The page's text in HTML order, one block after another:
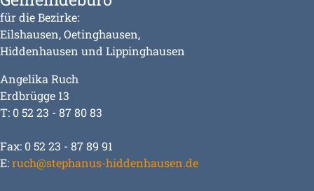
für die Bezirke:
Eilshausen, Oetinghausen,
Hiddenhausen und Lippinghausen
Angelika Ruch
Erdbrügge 13
T: 0 52 23 - 87 80 83
Fax: 0 52 23 - 87 89 91
E:ruch@stephanus-hiddenhausen.de